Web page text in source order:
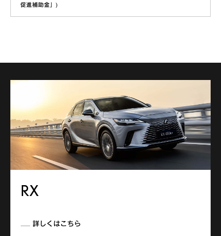
促進補助金」)
RX
詳しくはこちら